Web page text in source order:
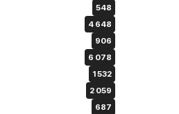
548
4 648
906
6 078
1 532
2 059
687